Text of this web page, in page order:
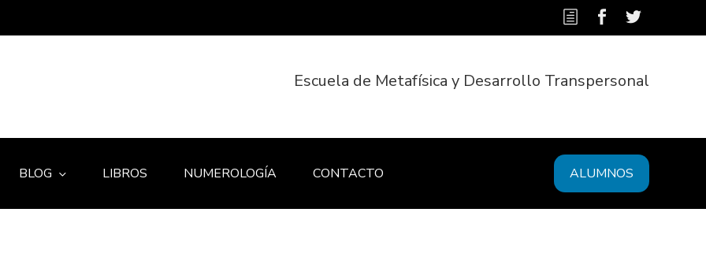
Escuela de Metafísica y Desarrollo Transpersonal
BLOG LIBROS NUMEROLOGÍA CONTACTO ALUMNOS